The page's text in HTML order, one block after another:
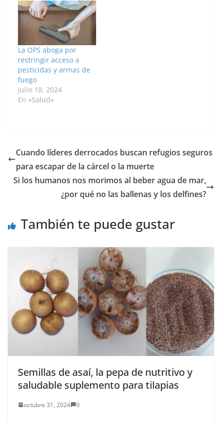
importantes
polinizadores. Desde
2006 apicultores y
agricultores de Estados
Unidos, Francia, Italia,
España, Suiza,
Alemania, Reino Unido,
Bélgica, Canadá, Brasil,
Japón, India, Argentina
y Chile, entre…
La OPS aboga por
restringir acceso a
pesticidas y armas de
fuego
julio 18, 2024
En «Salud»
Cuando líderes derrocados buscan refugios seguros
para escapar de la cárcel o la muerte
Si los humanos nos morimos al beber agua de mar,
¿por qué no las ballenas y los delfines?
También te puede gustar
Semillas de asaí, la pepa de nutritivo y
saludable suplemento para tilapias
octubre 31, 2024 0